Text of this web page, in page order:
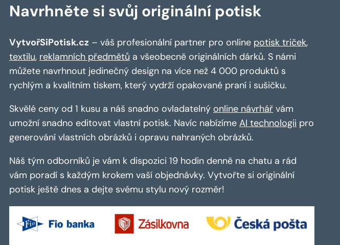
Navrhněte si svůj originální potisk
VytvořSiPotisk.cz – váš profesionální partner pro online potisk triček,
textilu, reklamních předmětů a všeobecně originálních dárků. S námi
můžete navrhnout jedinečný design na více než 4 000 produktů s
rychlým a kvalitním tiskem, který vydrží opakované praní i sušičku.
Skvělé ceny od 1 kusu a náš snadno ovladatelný online návrhář vám
umožní snadno editovat vlastní potisk. Navíc nabízíme AI technologii pro
generování vlastních obrázků i opravu nahraných obrázků.
Náš tým odborníků je vám k dispozici 19 hodin denně na chatu a rád
vám poradí s každým krokem vaší objednávky. Vytvořte si originální
potisk ještě dnes a dejte svému stylu nový rozměr!